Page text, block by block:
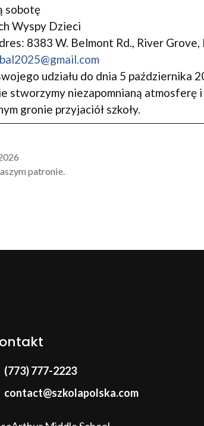
sobotę
Wyspy Dzieci
8383 W. Belmont Rd., River Grove,
udziału do dnia 5 października
stworzymy niezapomnianą atmosferę
gronie przyjaciół szkoły.
patronie.
(773) 777-2223
contact@szkolapolska.com